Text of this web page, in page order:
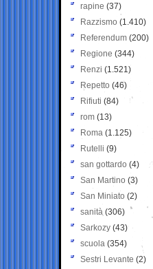
rapine (37)
Razzismo (1.410)
Referendum (200)
Regione (344)
Renzi (1.521)
Repetto (46)
Rifiuti (84)
rom (13)
Roma (1.125)
Rutelli (9)
san gottardo (4)
San Martino (3)
San Miniato (2)
sanità (306)
Sarkozy (43)
scuola (354)
Sestri Levante (2)